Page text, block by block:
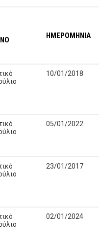
ΗΜΕΡΟΜΗΝΙΑ
10/01/2018
05/01/2022
23/01/2017
02/01/2024